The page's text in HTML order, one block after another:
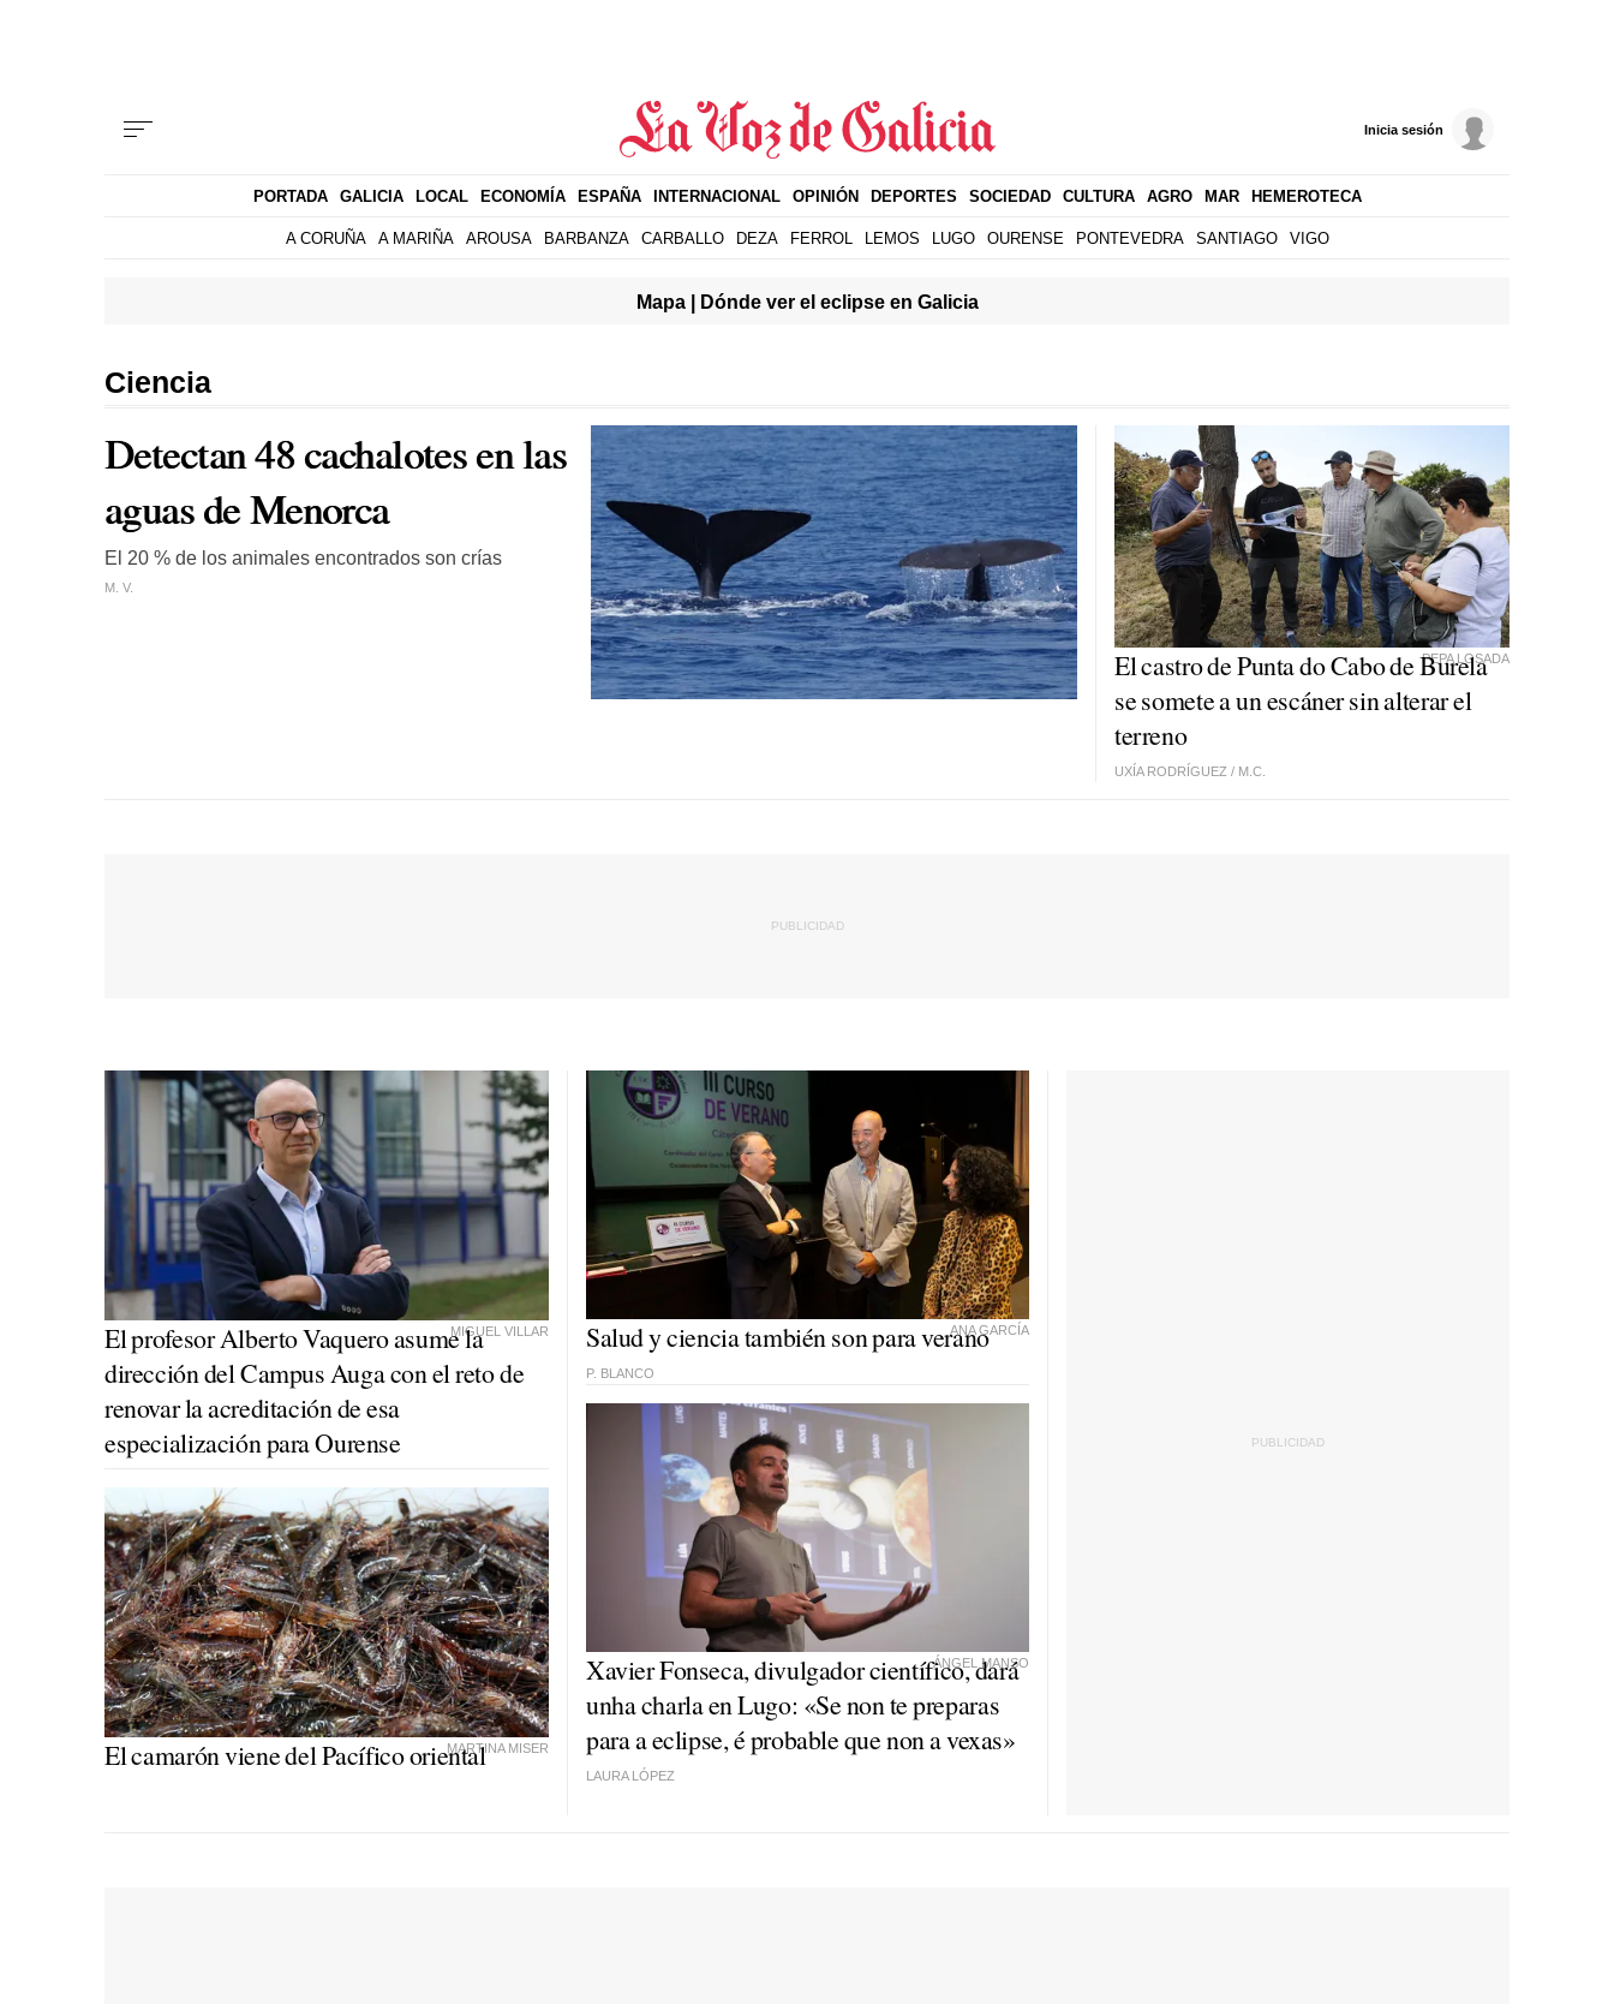
Inicia sesión
PORTADA GALICIA LOCAL ECONOMÍA ESPAÑA INTERNACIONAL OPINIÓN DEPORTES SOCIEDAD CULTURA AGRO MAR HEMEROTECA
A CORUÑA A MARIÑA AROUSA BARBANZA CARBALLO DEZA FERROL LEMOS LUGO OURENSE PONTEVEDRA SANTIAGO VIGO
Mapa | Dónde ver el eclipse en Galicia
Ciencia
Detectan 48 cachalotes en las
aguas de Menorca
El 20 % de los animales encontrados son crías
M. V.
PEPA LOSADA
El castro de Punta do Cabo de Burela
se somete a un escáner sin alterar el
terreno
UXÍA RODRÍGUEZ / M.C.
MIGUEL VILLAR
El profesor Alberto Vaquero asume la
dirección del Campus Auga con el reto de
renovar la acreditación de esa
especialización para Ourense
MARTINA MISER
El camarón viene del Pacífico oriental
ANA GARCÍA
Salud y ciencia también son para verano
P. BLANCO
ÁNGEL MANSO
Xavier Fonseca, divulgador científico, dará
unha charla en Lugo: «Se non te preparas
para a eclipse, é probable que non a vexas»
LAURA LÓPEZ